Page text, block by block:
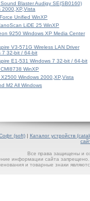
Blaster Audigy SE(SB0160)
2000,XP,Vista
Unified WinXP
LiDE 25 WinXP
9250 Windows XP Media Center
V3-571G Wireless LAN Driver
7 32-bit / 64-bit
E1-531 Windows 7 32-bit / 64-bit
WinXP
X2500 Windows 2000,XP,Vista
M2 All Windows
(soft)|
Каталог устройств
Все права защищены и
информации сайта
и товарные знаки